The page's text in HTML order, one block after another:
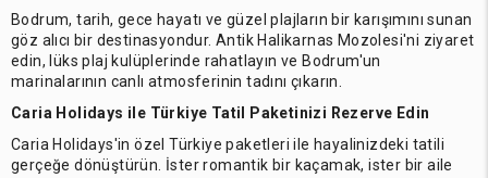
Bodrum, tarih, gece hayatı ve güzel plajların bir karışımını sunan
göz alıcı bir destinasyondur. Antik Halikarnas Mozolesi'ni ziyaret
edin, lüks plaj kulüplerinde rahatlayın ve Bodrum'un
marinalarının canlı atmosferinin tadını çıkarın.
Caria Holidays ile Türkiye Tatil Paketinizi Rezerve Edin
Caria Holidays'in özel Türkiye paketleri ile hayalinizdeki tatili
gerçeğe dönüştürün. İster romantik bir kaçamak, ister bir aile